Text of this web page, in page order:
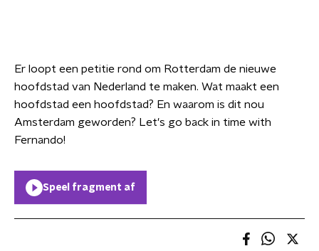
Er loopt een petitie rond om Rotterdam de nieuwe
hoofdstad van Nederland te maken. Wat maakt een
hoofdstad een hoofdstad? En waarom is dit nou
Amsterdam geworden? Let's go back in time with
Fernando!
Speel fragment af